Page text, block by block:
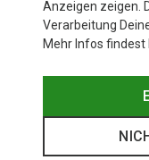
Sportarten
Anzeigen zeigen.
Verarbeitung
Mehr Infos findest